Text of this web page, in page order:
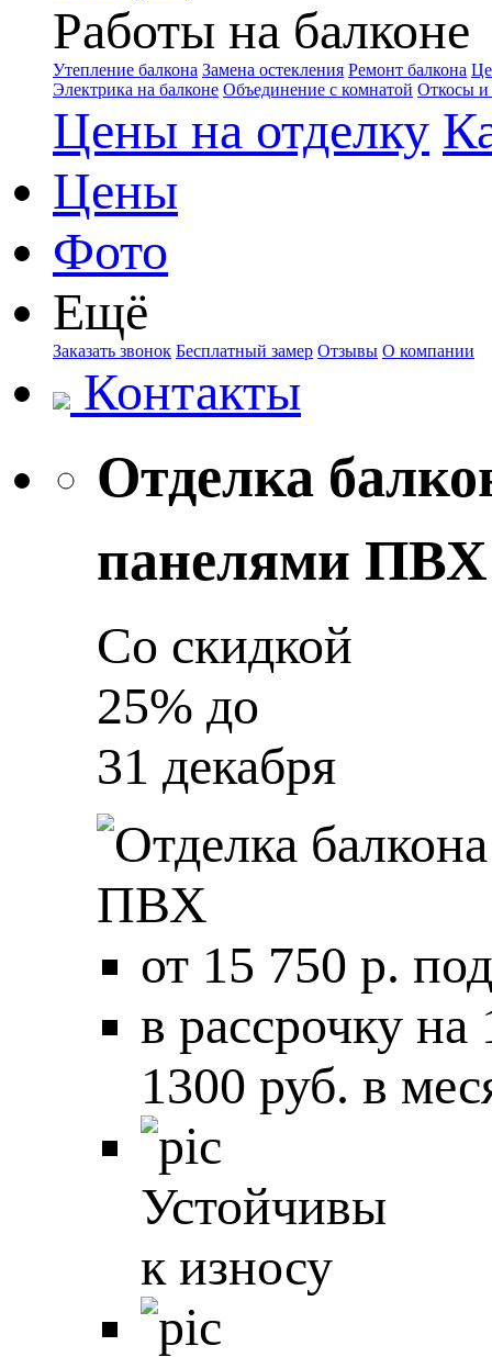
Работы на балконе
Утепление балкона Замена остекления Ремонт балкона
Электрика на балконе Объединение с комнатой Откосы и
Цены на отделку
Цены
Фото
Ещё
Заказать звонок Бесплатный замер Отзывы О компании
Контакты
Отделка
панелями
Со скидкой
25% до
31 декабря
от 15 750 р.
в рассрочку на
1300 руб. в
Устойчивы
к износу